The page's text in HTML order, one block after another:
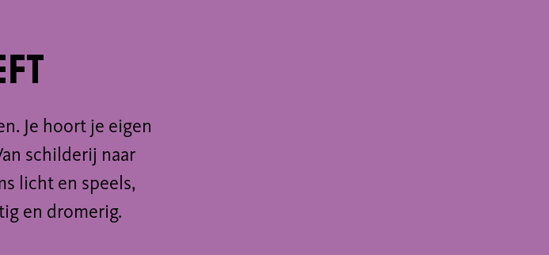
Je hoort je eigen
schilderij naar
licht en speels,
en dromerig.